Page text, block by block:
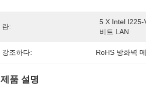
란:
5 X Intel I225-
비트 LAN
강조하다: RoHS 방화벽
제품 설명